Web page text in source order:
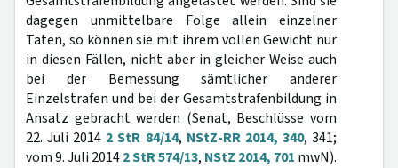
dagegen unmittelbare Folge allein einzelner
Taten, so können sie mit ihrem vollen Gewicht nur
in diesen Fällen, nicht aber in gleicher Weise auch
bei der Bemessung sämtlicher anderer
Einzelstrafen und bei der Gesamtstrafenbildung in
Ansatz gebracht werden (Senat, Beschlüsse vom
22. Juli 2014 2 StR 84/14, NStZ-RR 2014, 340, 341;
vom 9. Juli 20142 StR 574/13, NStZ 2014, 701 mwN).